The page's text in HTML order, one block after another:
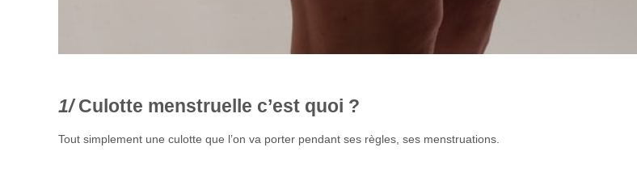
Culotte menstruelle c’est quoi ?
Tout simplement une culotte que l’on va porter pendant ses règles, ses menstruations.